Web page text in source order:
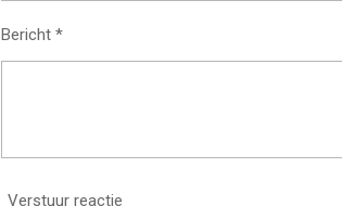
Bericht *
Verstuur reactie